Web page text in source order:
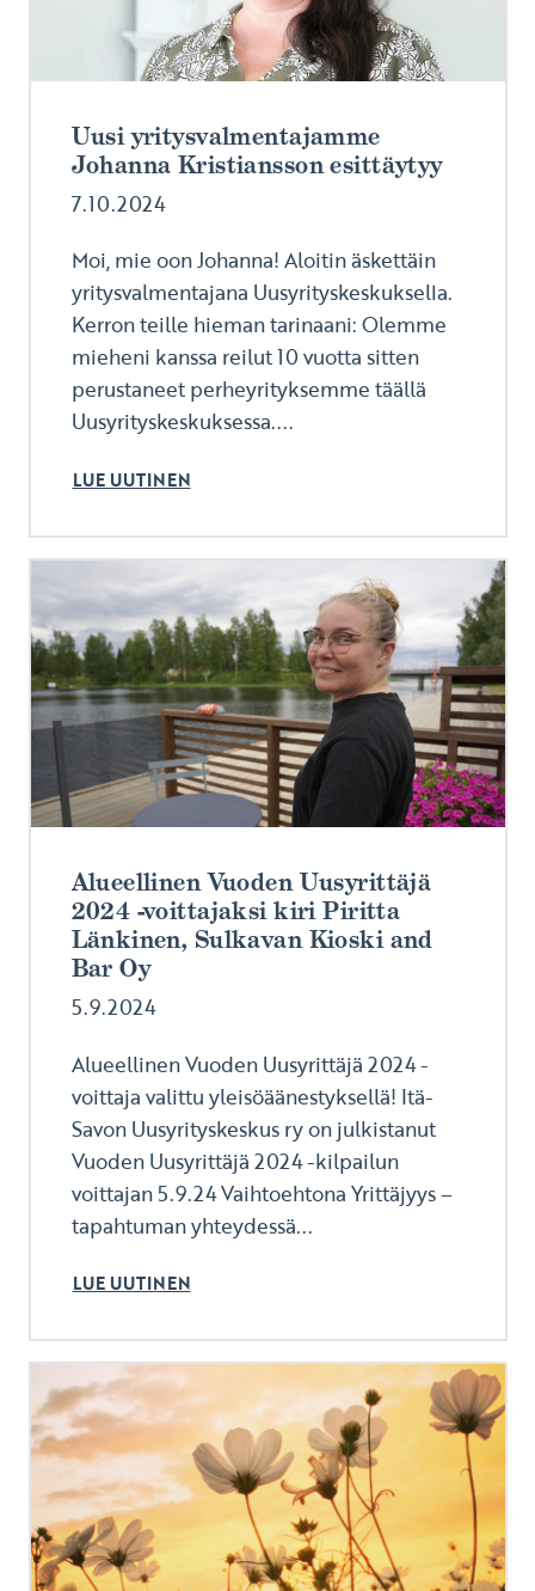
Uusi yritysvalmentajamme
Johanna Kristiansson esittäytyy
7.10.2024
Moi, mie oon Johanna! Aloitin äskettäin
yritysvalmentajana Uusyrityskeskuksella.
Kerron teille hieman tarinaani: Olemme
mieheni kanssa reilut 10 vuotta sitten
perustaneet perheyrityksemme täällä
Uusyrityskeskuksessa....
LUE UUTINEN
Alueellinen Vuoden Uusyrittäjä
2024 -voittajaksi kiri Piritta
Länkinen, Sulkavan Kioski and
Bar Oy
5.9.2024
Alueellinen Vuoden Uusyrittäjä 2024 -
voittaja valittu yleisöäänestyksellä! Itä-
Savon Uusyrityskeskus ry on julkistanut
Vuoden Uusyrittäjä 2024 -kilpailun
voittajan 5.9.24 Vaihtoehtona Yrittäjyys –
tapahtuman yhteydessä...
LUE UUTINEN